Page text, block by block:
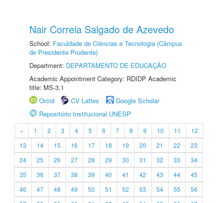
Nair Correia Salgado de Azevedo
School: Faculdade de Ciências e Tecnologia (Câmpus
de Presidente Prudente)
Department: DEPARTAMENTO DE EDUCAÇÃO
Academic Appointment Category: RDIDP Academic
title: MS-3.1
Orcid
CV Lattes
Google Scholar
Repositório Institucional UNESP
« 1 2 3 4 5 6 7 8 9 10 11
12
13
14 15 16 17 18 19 20 21 22
23
24
25 26 27 28 29 30 31 32 33
34
35
36 37 38 39 40 41 42 43 44
45
46
47 48 49 50 51 52 53 54 55
56